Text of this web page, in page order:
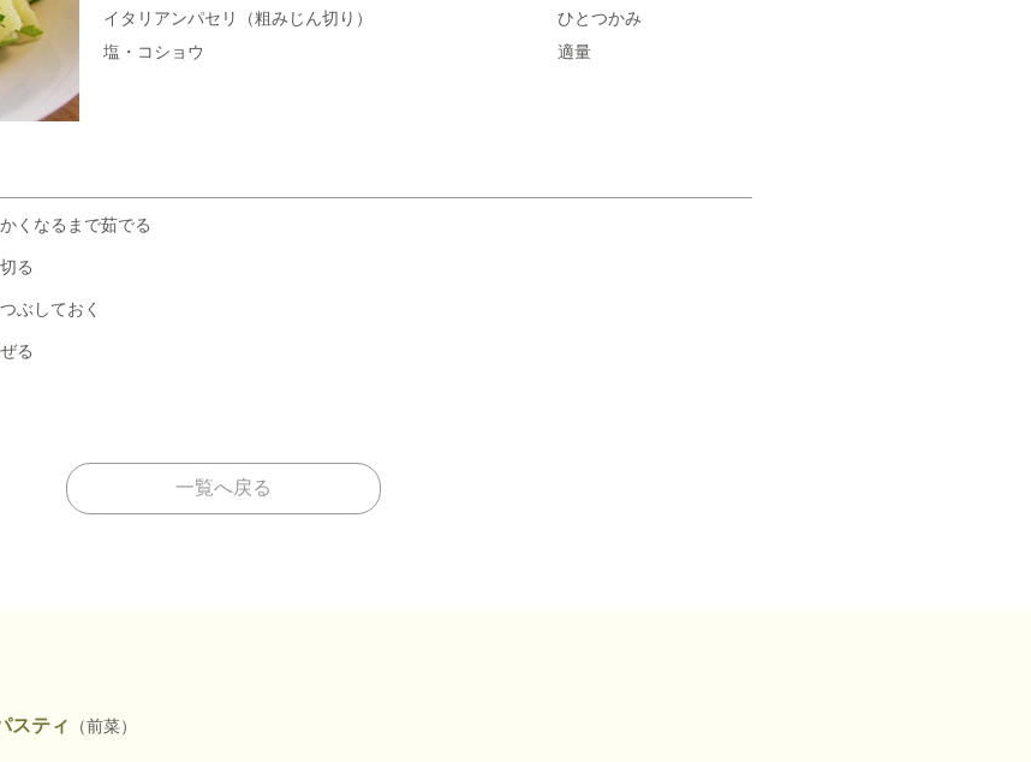
イタリアンパセリ（粗みじん切り）
ひとつかみ
塩・コショウ
適量
くなるまで茹でる
る
ぶしておく
る
一覧へ戻る
スティ （前菜）